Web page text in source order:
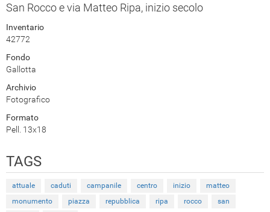
San Rocco e via Matteo Ripa, inizio secolo
Inventario
42772
Fondo
Gallotta
Archivio
Fotografico
Formato
Pell. 13x18
TAGS
attuale caduti campanile centro inizio
matteo
monumento
piazza repubblica ripa rocco
san